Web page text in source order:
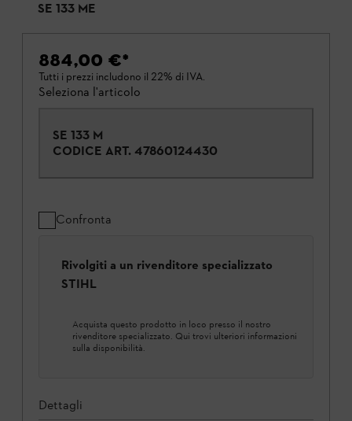
SE 133 ME
884,00 €*
Tutti i prezzi includono il 22% di IVA.
Seleziona l'articolo
SE 133 M
CODICE ART. 47860124430
Confronta
Rivolgiti a un rivenditore specializzato
STIHL
Acquista questo prodotto in loco presso il nostro
rivenditore specializzato. Qui trovi ulteriori informazioni
sulla disponibilità.
Dettagli